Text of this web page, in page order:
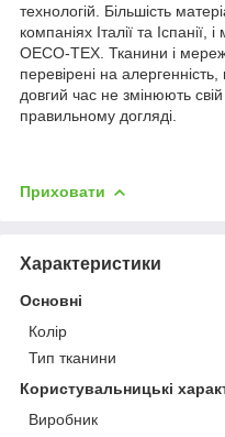
технологій. Більшість
компаніях Італії та
OECO-TEX. Тканини і
перевірені на
довгий час не змінюють свій
правильному догляді.
Приховати
Характеристики
Основні
Колір
Тип тканини
Користувальницькі
Виробник